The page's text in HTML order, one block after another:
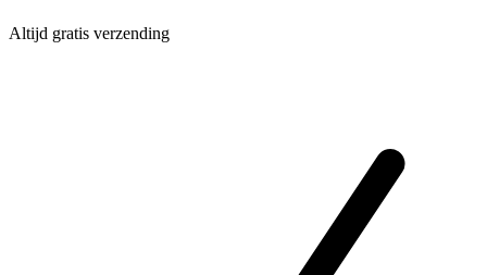
Altijd gratis verzending